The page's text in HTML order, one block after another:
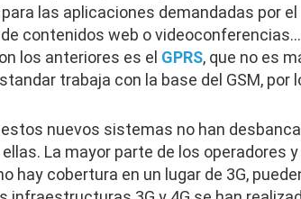
las aplicaciones demandadas por el
contenidos web o
los anteriores es el GPRS, que no es
trabaja con la base del GSM, por
nuevos sistemas no han
La mayor parte de los operadores
hay cobertura en un lugar de 3G,